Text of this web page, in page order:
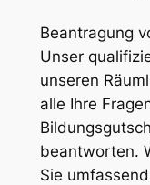
Beantragung
Unser
unseren
alle Ihre
beantworten.
Sie